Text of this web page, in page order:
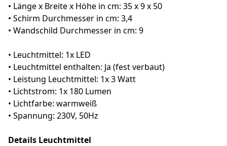
• Länge x Breite x Höhe in cm: 35 x 9 x 50
• Schirm Durchmesser in cm: 3,4
• Wandschild Durchmesser in cm: 9
• Leuchtmittel: 1x LED
• Leuchtmittel enthalten: Ja (fest verbaut)
• Leistung Leuchtmittel: 1x 3 Watt
• Lichtstrom: 1x 180 Lumen
• Lichtfarbe: warmweiß
• Spannung: 230V, 50Hz
Details Leuchtmittel